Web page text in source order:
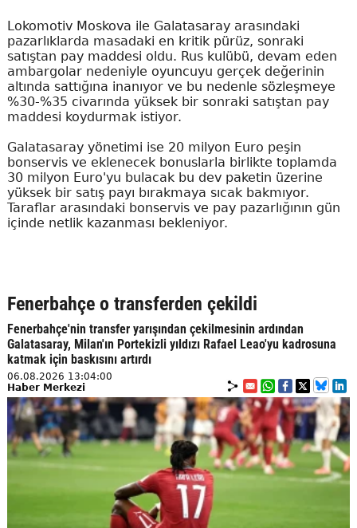
Lokomotiv Moskova ile Galatasaray arasındaki
pazarlıklarda masadaki en kritik pürüz, sonraki
satıştan pay maddesi oldu. Rus kulübü, devam eden
ambargolar nedeniyle oyuncuyu gerçek değerinin
altında sattığına inanıyor ve bu nedenle sözleşmeye
%30-%35 civarında yüksek bir sonraki satıştan pay
maddesi koydurmak istiyor.
Galatasaray yönetimi ise 20 milyon Euro peşin
bonservis ve eklenecek bonuslarla birlikte toplamda
30 milyon Euro'yu bulacak bu dev paketin üzerine
yüksek bir satış payı bırakmaya sıcak bakmıyor.
Taraflar arasındaki bonservis ve pay pazarlığının gün
içinde netlik kazanması bekleniyor.
Fenerbahçe o transferden çekildi
Fenerbahçe'nin transfer yarışından çekilmesinin ardından
Galatasaray, Milan'ın Portekizli yıldızı Rafael Leao'yu kadrosuna
katmak için baskısını artırdı
06.08.2026 13:04:00
Haber Merkezi